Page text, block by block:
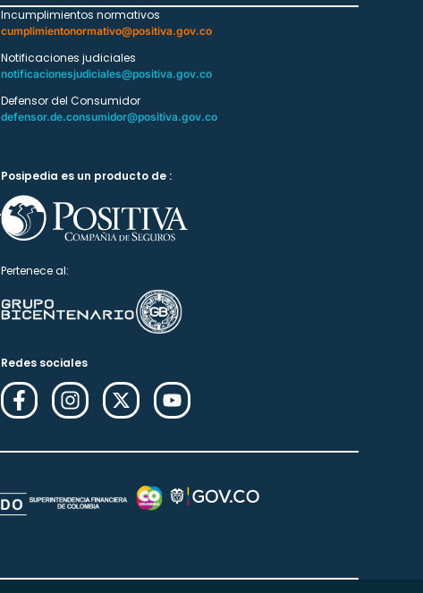
Incumplimientos normativos
cumplimientonormativo@positiva.gov.co
Notificaciones judiciales
notificacionesjudiciales@positiva.gov.co
Defensor del Consumidor
defensor.de.consumidor@positiva.gov.co
Posipedia es un producto de :
Pertenece al:
Redes sociales